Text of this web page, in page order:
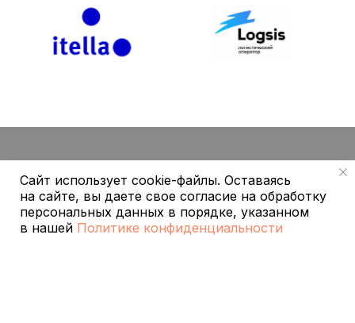
Сайт использует cookie-файлы. Оставаясь
на сайте, вы даете свое согласие на обработку
персональных данных в порядке, указанном
в нашей Политике конфиденциальности